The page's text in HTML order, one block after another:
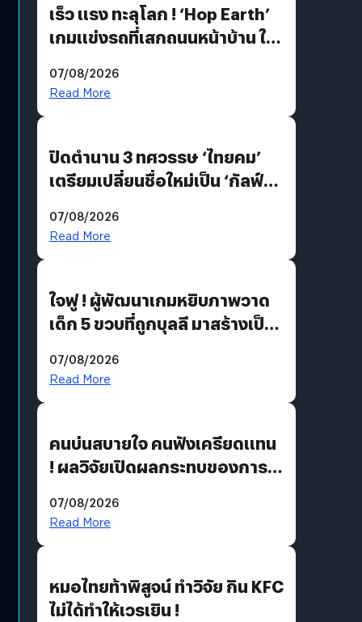
เร็ว แรง ทะลุโลก ! ‘Hop Earth’
เกมแข่งรถที่เสกถนนหน้าบ้าน ให้
07/08/2026
Read More
ปิดตำนาน 3 ทศวรรษ ‘ไทยคม’
เตรียมเปลี่ยนชื่อใหม่เป็น ‘กัลฟ์
อวกาศเต็มสูบ
07/08/2026
Read More
ใจฟู ! ผู้พัฒนาเกมหยิบภาพวาด
เด็ก 5 ขวบที่ถูกบุลลี มาสร้างเป็น
07/08/2026
Read More
คนบ่นสบายใจ คนฟังเครียดแทน
! ผลวิจัยเปิดผลกระทบของการ
07/08/2026
Read More
หมอไทยท้าพิสูจน์ ทำวิจัย กิน KFC
ไม่ได้ทำให้เวรเยิน !